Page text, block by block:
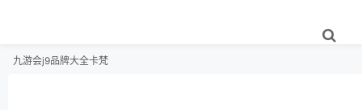
九游会j9品牌大全卡梵